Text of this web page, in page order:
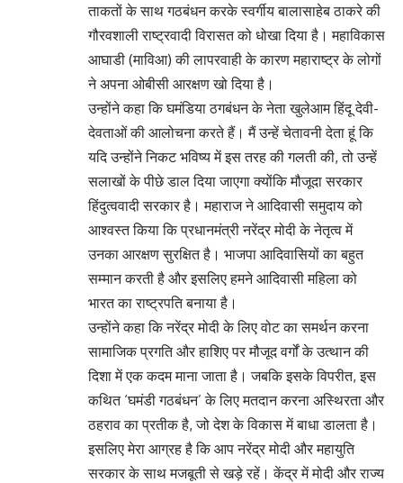
ताकतों के साथ गठबंधन करके स्वर्गीय बालासाहेब ठाकरे की
गौरवशाली राष्ट्रवादी विरासत को धोखा दिया है। महाविकास
आघाडी (माविआ) की लापरवाही के कारण महाराष्ट्र के लोगों
ने अपना ओबीसी आरक्षण खो दिया है।
उन्होंने कहा कि घमंडिया ठगबंधन के नेता खुलेआम हिंदू देवी-
देवताओं की आलोचना करते हैं। मैं उन्हें चेतावनी देता हूं कि
यदि उन्होंने निकट भविष्य में इस तरह की गलती की, तो उन्हें
सलाखों के पीछे डाल दिया जाएगा क्योंकि मौजूदा सरकार
हिंदुत्ववादी सरकार है। महाराज ने आदिवासी समुदाय को
आश्वस्त किया कि प्रधानमंत्री नरेंद्र मोदी के नेतृत्व में
उनका आरक्षण सुरक्षित है। भाजपा आदिवासियों का बहुत
सम्मान करती है और इसलिए हमने आदिवासी महिला को
भारत का राष्ट्रपति बनाया है।
उन्होंने कहा कि नरेंद्र मोदी के लिए वोट का समर्थन करना
सामाजिक प्रगति और हाशिए पर मौजूद वर्गों के उत्थान की
दिशा में एक कदम माना जाता है। जबकि इसके विपरीत, इस
कथित ‘घमंडी गठबंधन’ के लिए मतदान करना अस्थिरता और
ठहराव का प्रतीक है, जो देश के विकास में बाधा डालता है।
इसलिए मेरा आग्रह है कि आप नरेंद्र मोदी और महायुति
सरकार के साथ मजबूती से खड़े रहें। केंद्र में मोदी और राज्य